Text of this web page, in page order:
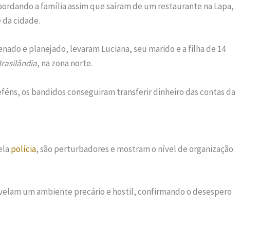
a família assim que saíram de um restaurante na Lapa,
cidade.
e planejado, levaram Luciana, seu marido e a filha de 14
, na zona norte.
os bandidos conseguiram transferir dinheiro das contas da
polícia, são perturbadores e mostram o nível de organização
um ambiente precário e hostil, confirmando o desespero